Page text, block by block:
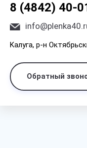
8 (4842) 40-
Kaлyгa, p-н
Обратный